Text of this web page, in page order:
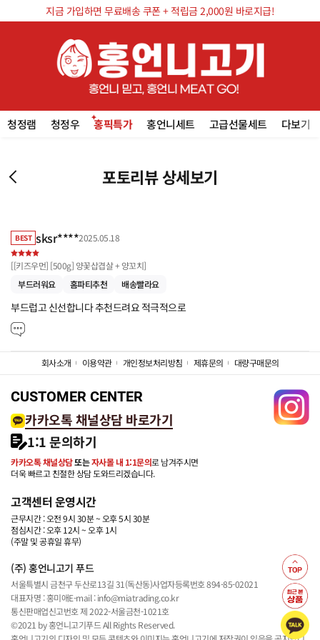
지금 가입하면 무료배송 쿠폰 + 적립금 2,000원 바로지급!
청정램 청정우 홍픽특가 홍언니세트 고급선물세트 다보기
포토리뷰 상세보기
BEST sksr****2025.05.18
[[키즈우먼] [500g] 양꽃삽겹살 + 양꼬치]
부드러워요
홈파티추천 배송빨라요
부드럽고 신선합니다 추천드려요 적극적으로
회사소개 이용약관 개인정보처리방침 제휴문의 대량구매문의
CUSTOMER CENTER
카카오톡 채널상담 바로가기
1:1 문의하기
카카오톡 채널상담또는자사몰 내 1:1문의로 남겨주시면
더욱 빠르고 친절한 상담 도와드리겠습니다.
고객센터 운영시간
근무시간 : 오전 9시 30분 ~ 오후 5시 30분
점심시간 : 오후 12시 ~ 오후 1시
(주말 및 공휴일 휴무)
(주) 홍언니고기 푸드
서울특별시 금천구 두산로13길 31(독산동)사업자등록번호 894-85-02021
대표자명 : 홍미애E-mail : info@miatrading.co.kr
통신판매업신고번호 제 2022-서울금천-1021호
©2021 by 홍언니고기푸드 All Rights Reserved.